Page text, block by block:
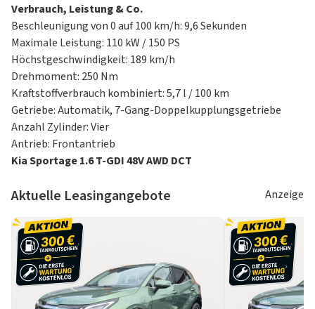
Verbrauch, Leistung & Co.
Beschleunigung von 0 auf 100 km/h: 9,6 Sekunden
Maximale Leistung: 110 kW / 150 PS
Höchstgeschwindigkeit: 189 km/h
Drehmoment: 250 Nm
Kraftstoffverbrauch kombiniert: 5,7 l / 100 km
Getriebe: Automatik, 7-Gang-Doppelkupplungsgetriebe
Anzahl Zylinder: Vier
Antrieb: Frontantrieb
Kia Sportage 1.6 T-GDI 48V AWD DCT
Aktuelle Leasingangebote Anzeige